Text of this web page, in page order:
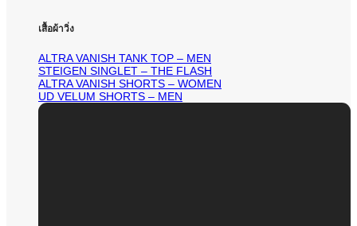
เสื้อผ้าวิ่ง
ALTRA VANISH TANK TOP – MEN
STEIGEN SINGLET – THE FLASH
ALTRA VANISH SHORTS – WOMEN
UD VELUM SHORTS – MEN